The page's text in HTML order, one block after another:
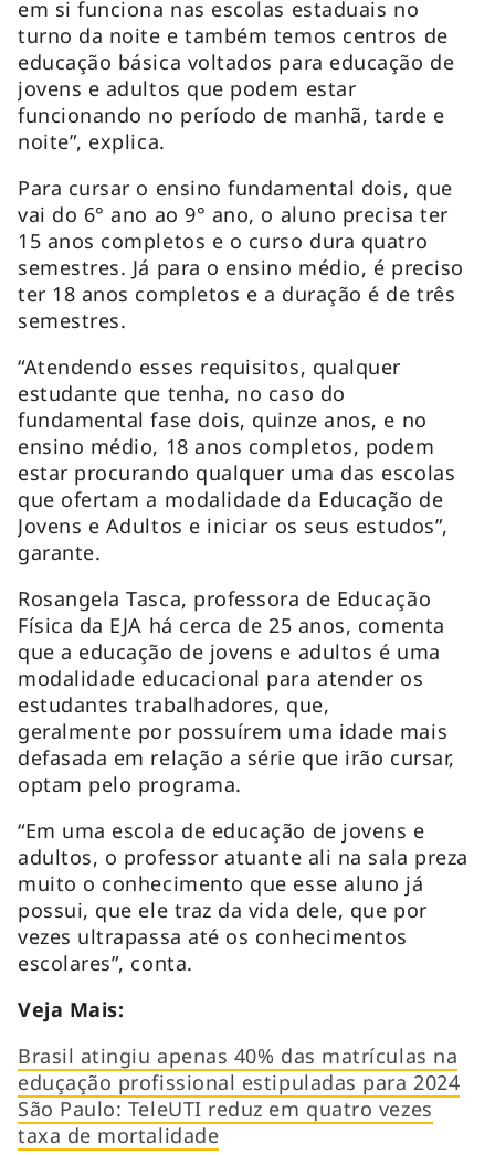
em si funciona nas escolas estaduais no
turno da noite e também temos centros de
educação básica voltados para educação de
jovens e adultos que podem estar
funcionando no período de manhã, tarde e
noite”, explica.
Para cursar o ensino fundamental dois, que
vai do 6° ano ao 9° ano, o aluno precisa ter
15 anos completos e o curso dura quatro
semestres. Já para o ensino médio, é preciso
ter 18 anos completos e a duração é de três
semestres.
“Atendendo esses requisitos, qualquer
estudante que tenha, no caso do
fundamental fase dois, quinze anos, e no
ensino médio, 18 anos completos, podem
estar procurando qualquer uma das escolas
que ofertam a modalidade da Educação de
Jovens e Adultos e iniciar os seus estudos”,
garante.
Rosangela Tasca, professora de Educação
Física da EJA há cerca de 25 anos, comenta
que a educação de jovens e adultos é uma
modalidade educacional para atender os
estudantes trabalhadores, que,
geralmente por possuírem uma idade mais
defasada em relação a série que irão cursar,
optam pelo programa.
“Em uma escola de educação de jovens e
adultos, o professor atuante ali na sala preza
muito o conhecimento que esse aluno já
possui, que ele traz da vida dele, que por
vezes ultrapassa até os conhecimentos
escolares”, conta.
Veja Mais:
Brasil atingiu apenas 40% das matrículas na
eduçação profissional estipuladas para 2024
São Paulo: TeleUTI reduz em quatro vezes
taxa de mortalidade